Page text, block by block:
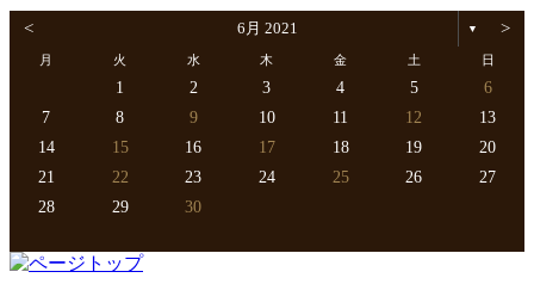
< 6月 2021 ▼ >
月 火 水 木 金 土 日
1 2 3 4 5
6
7
8 9 10 11 12
13
14
15 16 17 18 19
20
21
22 23 24 25 26
27
28
29 30